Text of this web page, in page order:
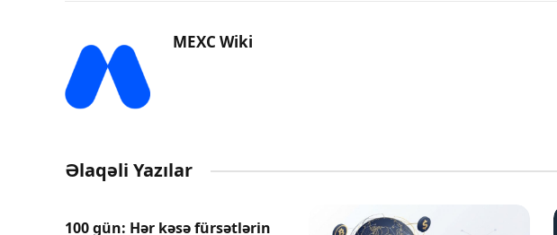
MEXC Wiki
Əlaqəli Yazılar
100 gün: Hər kəsə fürsətlərin